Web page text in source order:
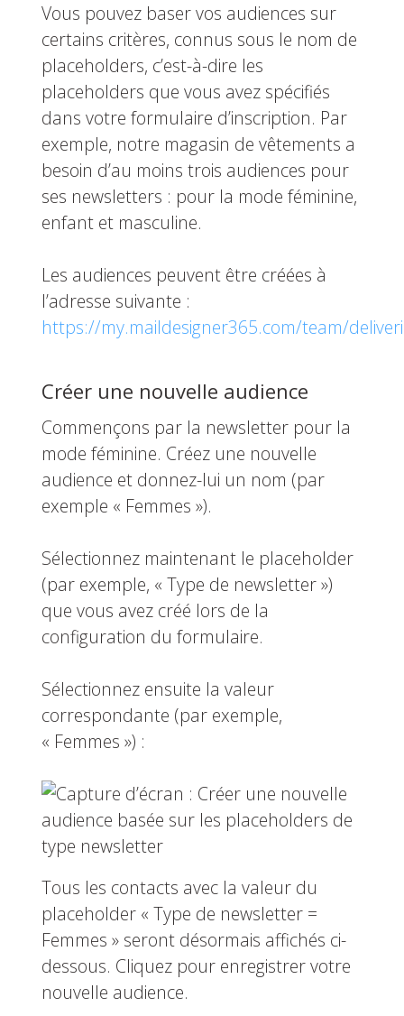
Vous pouvez baser vos audiences sur
certains critères, connus sous le nom de
placeholders, c’est-à-dire les
placeholders que vous avez spécifiés
dans votre formulaire d’inscription. Par
exemple, notre magasin de vêtements a
besoin d’au moins trois audiences pour
ses newsletters : pour la mode féminine,
enfant et masculine.
Les audiences peuvent être créées à
l’adresse suivante :
https://my.maildesigner365.com/team/
Créer une nouvelle audience
Commençons par la newsletter pour la
mode féminine. Créez une nouvelle
audience et donnez-lui un nom (par
exemple « Femmes »).
Sélectionnez maintenant le placeholder
(par exemple, « Type de newsletter »)
que vous avez créé lors de la
configuration du formulaire.
Sélectionnez ensuite la valeur
correspondante (par exemple,
« Femmes ») :
Tous les contacts avec la valeur du
placeholder « Type de newsletter =
Femmes » seront désormais affichés ci-
dessous. Cliquez pour enregistrer votre
nouvelle audience.